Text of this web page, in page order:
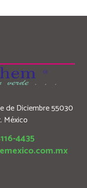
de Diciembre 55030
México
4435